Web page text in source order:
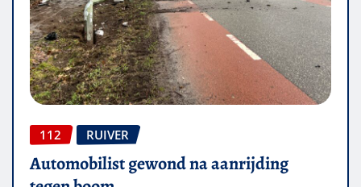
112 RUIVER
Automobilist gewond na aanrijding